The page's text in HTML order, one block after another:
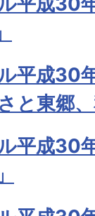
平成30
と東郷
平成30